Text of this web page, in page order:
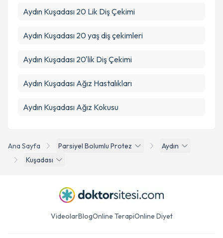
Ana Sayfa Parsiyel Bolumlu Protez
Aydın
Kuşadası
Aydın Kuşadası 20 Lik Diş Çekimi
Aydın Kuşadası 20 yaş diş çekimleri
Aydın Kuşadası 20'lik Diş Çekimi
Aydın Kuşadası Ağız Hastalıkları
Aydın Kuşadası Ağız Kokusu
VideolarBlogOnline TerapiOnline Diyet